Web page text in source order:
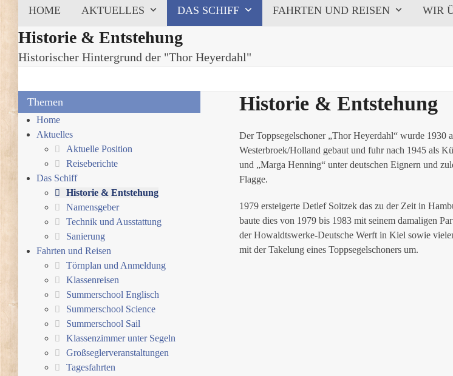
HOME AKTUELLES DAS SCHIFF FAHRTEN UND REISEN WIR
Historie & Entstehung
Historischer Hintergrund der "Thor Heyerdahl"
Historie & Entstehung
Der Toppsegelschoner „Thor Heyerdahl“ wurde 1930
Westerbroek/Holland gebaut und fuhr nach 1945 als
und „Marga Henning“ unter deutschen Eignern und
Flagge.
1979 ersteigerte Detlef Soitzek das zu der Zeit in
baute dies von 1979 bis 1983 mit seinem damaligen
der Howaldtswerke-Deutsche Werft in Kiel sowie
mit der Takelung eines Toppsegelschoners um.
Themen
Home
Aktuelles
Aktuelle Position
Reiseberichte
Das Schiff
Historie & Entstehung
Namensgeber
Technik und Ausstattung
Sanierung
Fahrten und Reisen
Törnplan und Anmeldung
Klassenreisen
Summerschool Englisch
Summerschool Science
Summerschool Sail
Klassenzimmer unter Segeln
Großseglerveranstaltungen
Tagesfahrten